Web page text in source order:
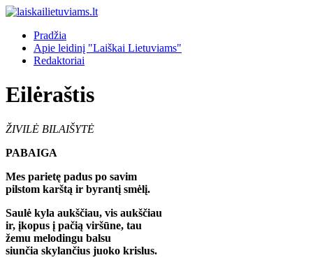
Pradžia
Apie leidinį "Laiškai Lietuviams"
Redaktoriai
Eilėraštis
ŽIVILĖ BILAIŠYTĖ
PABAIGA
Mes parietę padus po savim
pilstom karštą ir byrantį smėlį.
Saulė kyla aukščiau, vis aukščiau
ir, įkopus į pačią viršūne, tau
žemu melodingu balsu
siunčia skylančius juoko krislus.